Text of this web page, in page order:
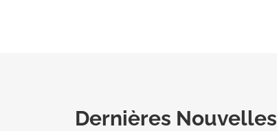
Dernières Nouvelles